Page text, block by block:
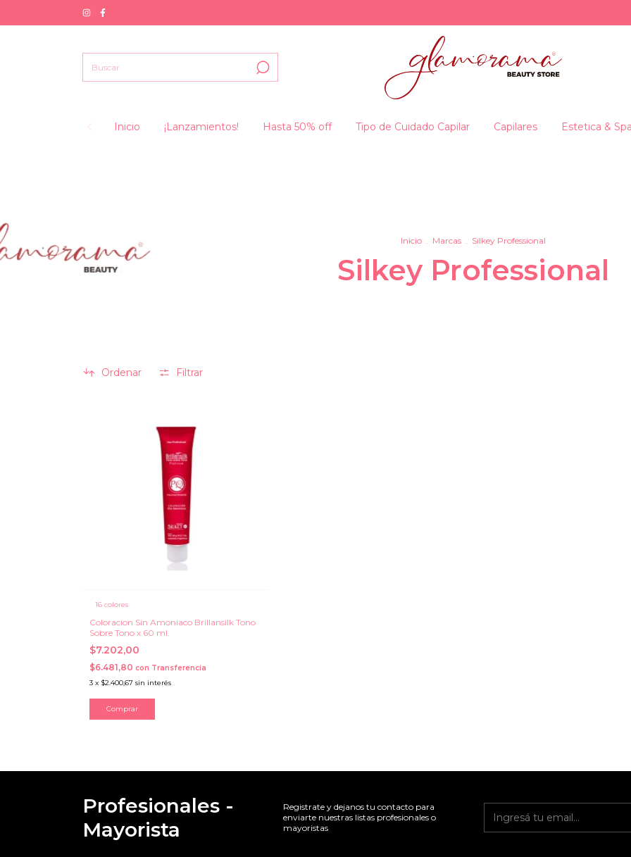
Inicio ¡Lanzamientos! Hasta 50% off Tipo de Cuidado Capilar Capilares Estetica &
Inicio Marcas Silkey Professional
Silkey Professional
Ordenar Filtrar
16 colores
Coloracion Sin Amoniaco Brillansilk Tono
Sobre Tono x 60 ml.
$7.202,00
$6.481,80 con Transferencia
3 x $2.400,67 sin interés
Comprar
Profesionales -
Mayorista
Registrate y dejanos tu contacto para
enviarte nuestras listas profesionales o
mayoristas